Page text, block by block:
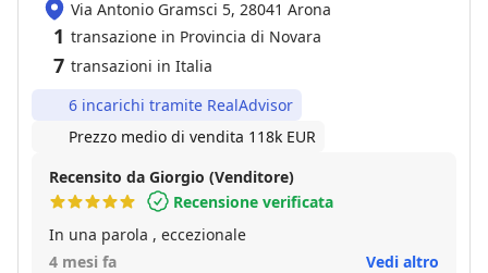
Via Antonio Gramsci 5, 28041 Arona
1 transazione in Provincia di Novara
7 transazioni in Italia
6 incarichi tramite RealAdvisor
Prezzo medio di vendita 118k EUR
Recensito da Giorgio (Venditore)
Recensione verificata
In una parola , eccezionale
4 mesi fa
Vedi altro